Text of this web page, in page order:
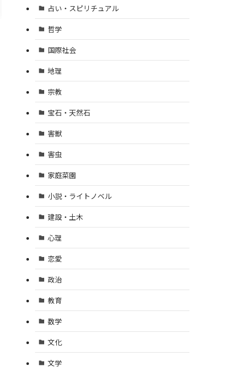
占い・スピリチュアル
哲学
国際社会
地理
宗教
宝石・天然石
害獣
害虫
家庭菜園
小説・ライトノベル
建設・土木
心理
恋愛
政治
教育
数学
文化
文学